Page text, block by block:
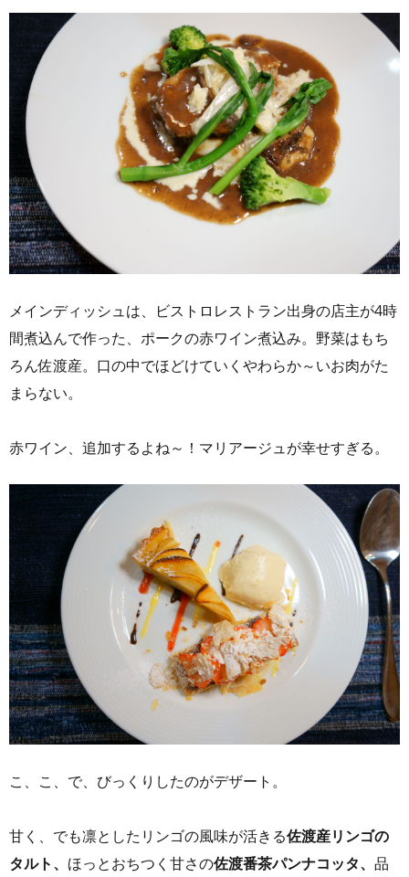
メインディッシュは、ビストロレストラン出身の店主が4時
間煮込んで作った、ポークの赤ワイン煮込み。野菜はもち
ろん佐渡産。口の中でほどけていくやわらか～いお肉がた
まらない。
赤ワイン、追加するよね～！マリアージュが幸せすぎる。
こ、こ、で、びっくりしたのがデザート。
甘く、でも凛としたリンゴの風味が活きる佐渡産リンゴの
タルト、 ほっとおちつく甘さの佐渡番茶パンナコッタ、 品